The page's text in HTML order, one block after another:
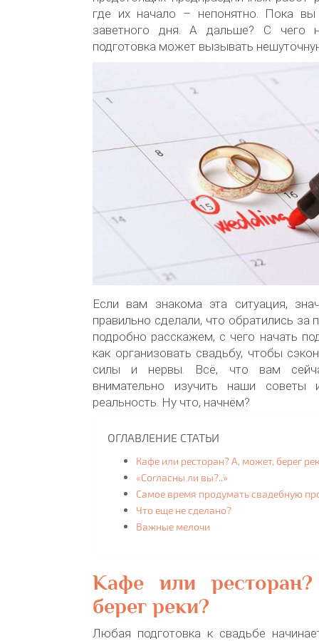
где их начало – непонятно. Пока вы
заветного дня. А дальше? С чего
подготовка может вызывать
Если вам знакома эта ситуация,
правильно сделали, что обратились
подробно расскажем, с чего начать
как организовать свадьбу, чтобы
силы и нервы. Всё, что вам
внимательно изучить наши
реальность. Ну что, начнём?
ОГЛАВЛЕНИЕ СТАТЬИ
Кафе или ресторан? А, может, берег
«Согласны ли вы?..»
Самое время продумать свадебную
Что еще не сделано?
Важные мелочи
Кафе или
берег реки?
Любая подготовка к свадьбе